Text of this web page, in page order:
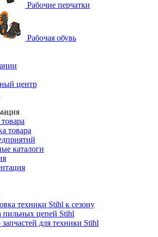
Рабочие перчатки
Рабочая обувь
центр
товара
каталоги
техники Stihl к сезону
пильных цепей Stihl
для техники Stihl